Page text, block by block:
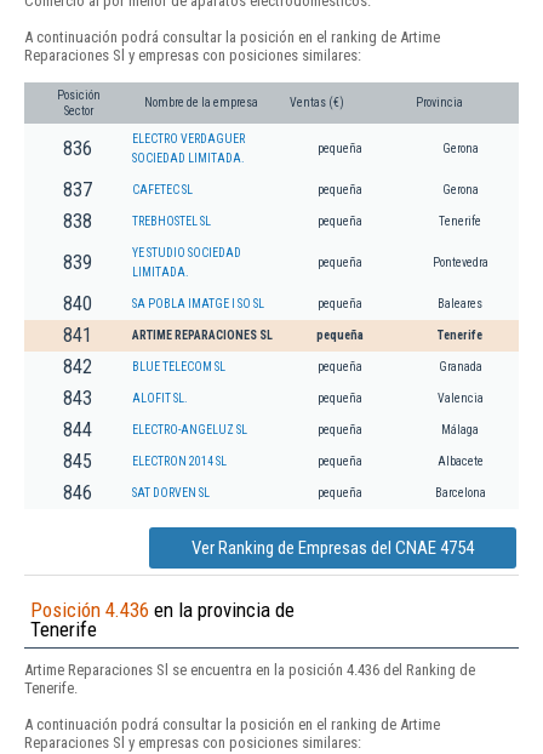
A continuación podrá consultar la posición en el ranking de Artime
Reparaciones Sl y empresas con posiciones similares:
Posición
Sector
Nombre de la empresa Ventas (€) Provincia
836
ELECTRO VERDAGUER
SOCIEDAD LIMITADA.
pequeña Gerona
837 CAFETEC SL pequeña Gerona
838 TREBHOSTEL SL pequeña Tenerife
839
YE STUDIO SOCIEDAD
LIMITADA.
pequeña Pontevedra
840 SA POBLA IMATGE I SO SL pequeña Baleares
841 ARTIME REPARACIONES SL pequeña Tenerife
842 BLUE TELECOM SL pequeña Granada
843 ALOFIT SL. pequeña Valencia
844 ELECTRO-ANGELUZ SL pequeña Málaga
845 ELECTRON 2014 SL pequeña Albacete
846 SAT DORVEN SL pequeña Barcelona
Ver Ranking de Empresas del CNAE 4754
Posición 4.436 en la provincia de
Tenerife
Artime Reparaciones Sl se encuentra en la posición 4.436 del Ranking de
Tenerife.
A continuación podrá consultar la posición en el ranking de Artime
Reparaciones Sl y empresas con posiciones similares: